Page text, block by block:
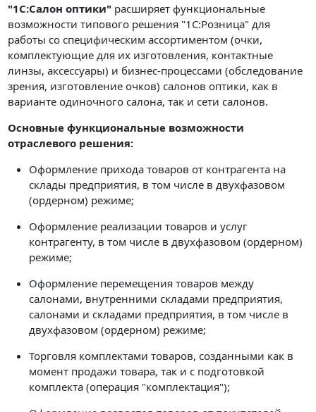
"1С:Салон оптики" расширяет функциональные
возможности типового решения "1С:Розница" для
работы со специфическим ассортиментом (очки,
комплектующие для их изготовления, контактные
линзы, аксессуары) и бизнес-процессами (обследование
зрения, изготовление очков) салонов оптики, как в
варианте одиночного салона, так и сети салонов.
Основные функциональные возможности
отраслевого решения:
Оформление прихода товаров от контрагента на
склады предприятия, в том числе в двухфазовом
(ордерном) режиме;
Оформление реализации товаров и услуг
контрагенту, в том числе в двухфазовом (ордерном)
режиме;
Оформление перемещения товаров между
салонами, внутренними складами предприятия,
салонами и складами предприятия, в том числе в
двухфазовом (ордерном) режиме;
Торговля комплектами товаров, созданными как в
момент продажи товара, так и с подготовкой
комплекта (операция "комплектация");